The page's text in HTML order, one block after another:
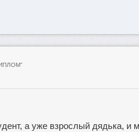
”
а уже взрослый дядька, и